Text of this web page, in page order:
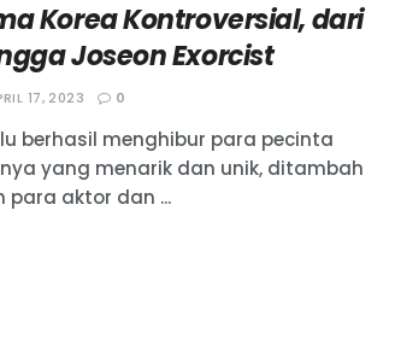
Korea Kontroversial, dari
Joseon Exorcist
17, 2023 0
berhasil menghibur para pecinta
yang menarik dan unik, ditambah
para aktor dan ...